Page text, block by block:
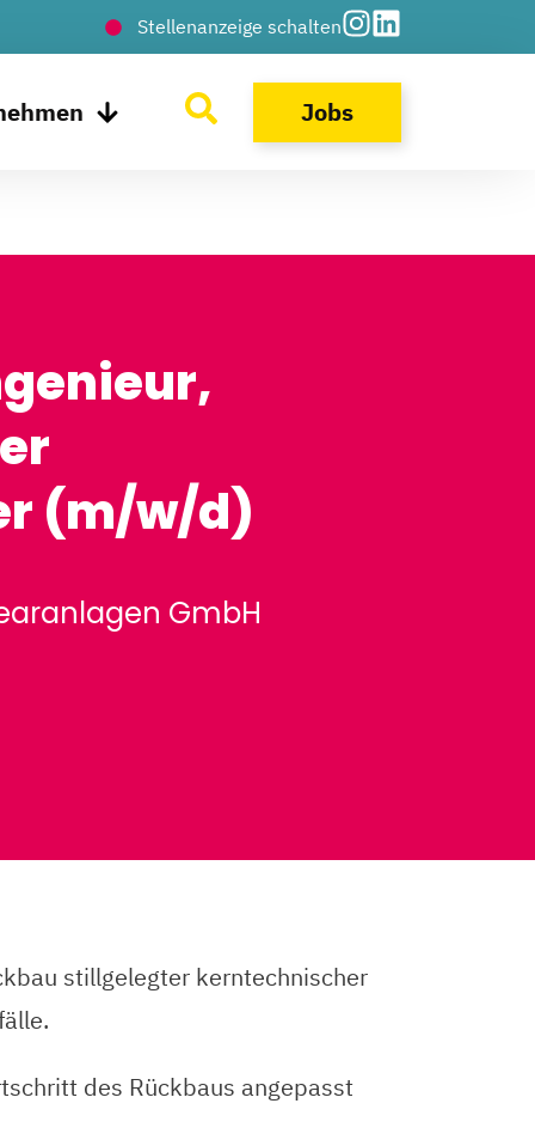
Stellenanzeige schalten
Jobs
(m/w/d)
GmbH
stillgelegter kerntechnischer
des Rückbaus angepasst